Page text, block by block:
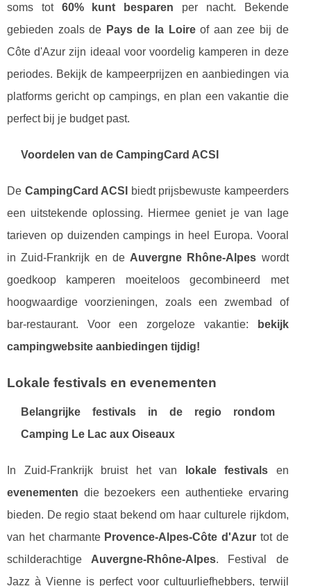
soms tot 60% kunt besparen per nacht. Bekende
gebieden zoals de Pays de la Loireof aan zee bij de
Côte d'Azur zijn ideaal voor voordelig kamperen in deze
periodes. Bekijk de kampeerprijzen en aanbiedingen via
platforms gericht op campings, en plan een vakantie die
perfect bij je budget past.
Voordelen van de CampingCard ACSI
De CampingCard ACSI
biedt prijsbewuste kampeerders
een uitstekende oplossing. Hiermee geniet je van lage
tarieven op duizenden campings in heel Europa. Vooral
in Zuid-Frankrijk en de Auvergne Rhône-Alpes wordt
goedkoop kamperen moeiteloos gecombineerd met
hoogwaardige voorzieningen, zoals een zwembad of
bar-restaurant. Voor een zorgeloze vakantie:
bekijk
campingwebsite aanbiedingen tijdig!
Lokale festivals en evenementen
Belangrijke festivals in de regio rondom
Camping Le Lac aux Oiseaux
In Zuid-Frankrijk bruist het van lokale festivals en
evenementen die bezoekers een authentieke ervaring
bieden. De regio staat bekend om haar culturele rijkdom,
van het charmante Provence-Alpes-Côte d'Azur tot de
schilderachtige Auvergne-Rhône-Alpes. Festival de
Jazz à Vienne is perfect voor cultuurliefhebbers, terwijl